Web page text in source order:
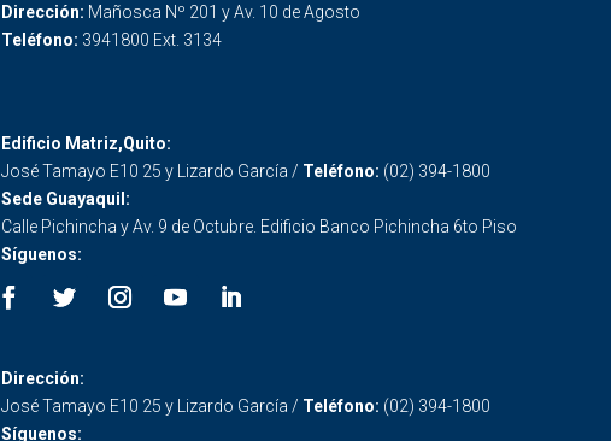
Dirección: Mañosca Nº 201 y Av. 10 de Agosto
Teléfono: 3941800 Ext. 3134
Edificio Matriz,Quito:
José Tamayo E10 25 y Lizardo García / Teléfono: (02) 394-1800
Sede Guayaquil:
Calle Pichincha y Av. 9 de Octubre. Edificio Banco Pichincha 6to Piso
Síguenos:
Dirección:
José Tamayo E10 25 y Lizardo García / Teléfono: (02) 394-1800
Síguenos: